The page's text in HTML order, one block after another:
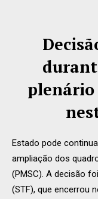
Estado pode
ampliação dos
(PMSC). A decisão
(STF), que encerrou